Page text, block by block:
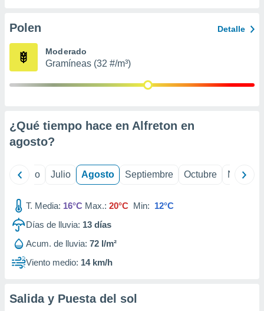
e
mediante
de
1199
Polen Detalle
Moderado
Gramíneas (32 #/m³)
¿Qué tiempo hace en Alfreton en
agosto?
Junio Julio Agosto Septiembre Octubre
T. Media: 16°C Max.: 20°C Min: 12°C
Días de lluvia: 13 días
Acum. de lluvia: 72 l/m²
Viento medio: 14 km/h
Salida y Puesta del sol